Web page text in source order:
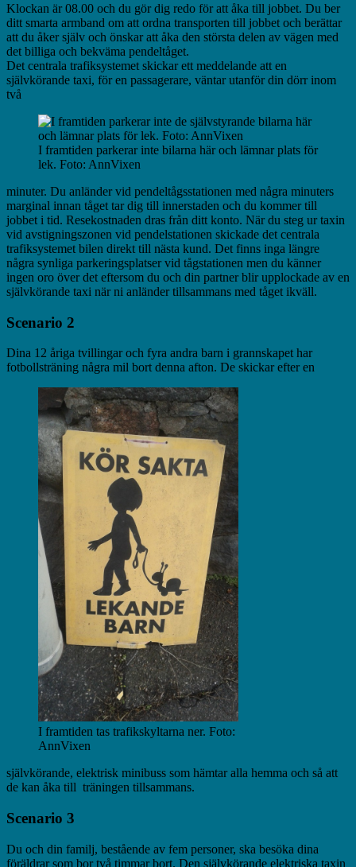
Klockan är 08.00 och du gör dig redo för att åka till jobbet. Du ber
ditt smarta armband om att ordna transporten till jobbet och berättar
att du åker själv och önskar att åka den största delen av vägen med
det billiga och bekväma pendeltåget.
Det centrala trafiksystemet skickar ett meddelande att en
självkörande taxi, för en passagerare, väntar utanför din dörr inom
två
I framtiden parkerar inte bilarna här och lämnar plats för
lek. Foto: AnnVixen
minuter. Du anländer vid pendeltågsstationen med några minuters
marginal innan tåget tar dig till innerstaden och du kommer till
jobbet i tid. Resekostnaden dras från ditt konto. När du steg ur taxin
vid avstigningszonen vid pendelstationen skickade det centrala
trafiksystemet bilen direkt till nästa kund. Det finns inga längre
några synliga parkeringsplatser vid tågstationen men du känner
ingen oro över det eftersom du och din partner blir upplockade av en
självkörande taxi när ni anländer tillsammans med tåget ikväll.
Scenario 2
Dina 12 åriga tvillingar och fyra andra barn i grannskapet har
fotbollsträning några mil bort denna afton. De skickar efter en
I framtiden tas trafikskyltarna ner. Foto:
AnnVixen
självkörande, elektrisk minibuss som hämtar alla hemma och så att
de kan åka till träningen tillsammans.
Scenario 3
Du och din familj, bestående av fem personer, ska besöka dina
föräldrar som bor två timmar bort. Den självkörande elektriska taxin